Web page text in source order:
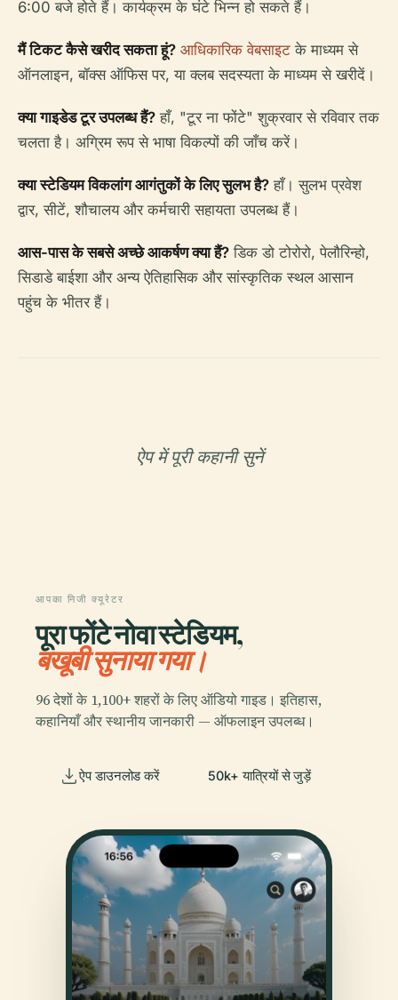
6:00 बजे होते हैं। कार्यक्रम के घंटे भिन्न हो सकते हैं।
मैं टिकट कैसे खरीद सकता हूं? आधिकारिक वेबसाइट के माध्यम से
ऑनलाइन, बॉक्स ऑफिस पर, या क्लब सदस्यता के माध्यम से खरीदें।
क्या गाइडेड टूर उपलब्ध हैं? हाँ, "टूर ना फोंटे" शुक्रवार से रविवार तक
चलता है। अग्रिम रूप से भाषा विकल्पों की जाँच करें।
क्या स्टेडियम विकलांग आगंतुकों के लिए सुलभ है? हाँ। सुलभ प्रवेश
द्वार, सीटें, शौचालय और कर्मचारी सहायता उपलब्ध हैं।
आस-पास के सबसे अच्छे आकर्षण क्या हैं? डिक डो टोरोरो, पेलौरिन्हो,
सिडाडे बाईशा और अन्य ऐतिहासिक और सांस्कृतिक स्थल आसान
पहुंच के भीतर हैं।
ऐप में पूरी कहानी सुनें
आपका निजी क्यूरेटर
पूरा फोंटे नोवा स्टेडियम,
बखूबी सुनाया गया।
96 देशों के 1,100+ शहरों के लिए ऑडियो गाइड। इतिहास,
कहानियाँ और स्थानीय जानकारी — ऑफलाइन उपलब्ध।
ऐप डाउनलोड करें 50k+ यात्रियों से जुड़ें